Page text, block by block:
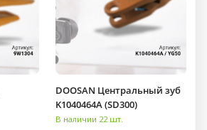
DOOSAN Центральный зуб
K1040464A (SD300)
В наличии 22 шт.